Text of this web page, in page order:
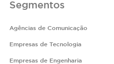
Segmentos
Agências de Comunicação
Empresas de Tecnologia
Empresas de Engenharia